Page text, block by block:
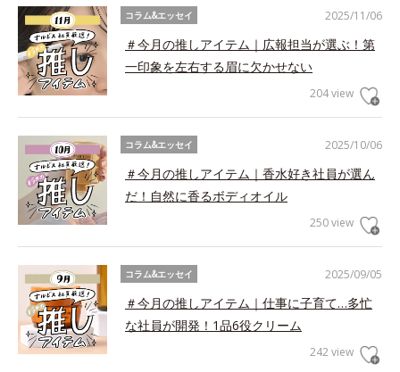
2025/11/06
コラム&エッセイ
＃今月の推しアイテム｜広報担当が選ぶ！第
一印象を左右する眉に欠かせない
204 view
2025/10/06
コラム&エッセイ
＃今月の推しアイテム｜香水好き社員が選ん
だ！自然に香るボディオイル
250 view
2025/09/05
コラム&エッセイ
＃今月の推しアイテム｜仕事に子育て…多忙
な社員が開発！1品6役クリーム
242 view